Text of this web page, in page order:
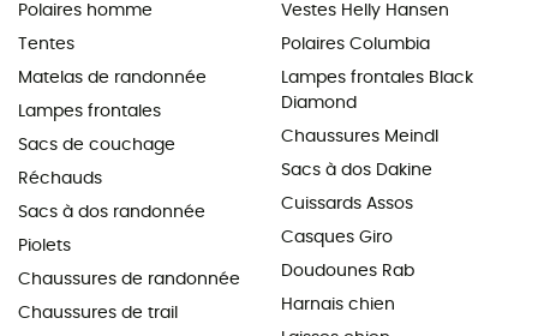
Polaires homme
Tentes
Matelas de randonnée
Lampes frontales
Sacs de couchage
Réchauds
Sacs à dos randonnée
Piolets
Chaussures de randonnée
Chaussures de trail
Vestes Helly Hansen
Polaires Columbia
Lampes frontales Black
Diamond
Chaussures Meindl
Sacs à dos Dakine
Cuissards Assos
Casques Giro
Doudounes Rab
Harnais chien